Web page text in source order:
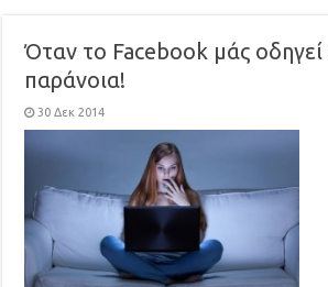
Όταν το Facebook μάς
παράνοια!
30 Δεκ 2014